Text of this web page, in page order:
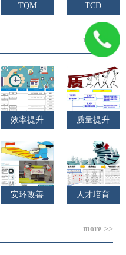
TQM TCD
more >>
效率提升 质量提升
安环改善 人才培育
more >>